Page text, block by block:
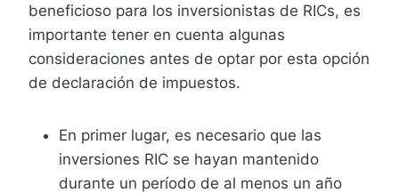
beneficioso para los inversionistas de RICs, es
importante tener en cuenta algunas
consideraciones antes de optar por esta opción
de declaración de impuestos.
En primer lugar, es necesario que las
inversiones RIC se hayan mantenido
durante un período de al menos un año